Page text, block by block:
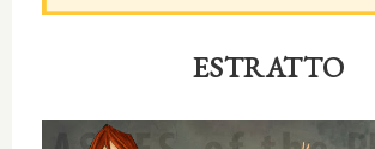
ESTRATTO